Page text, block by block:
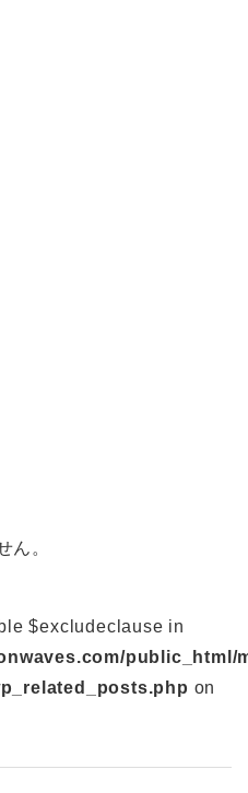
ん。
$excludeclause in
public_html/
on